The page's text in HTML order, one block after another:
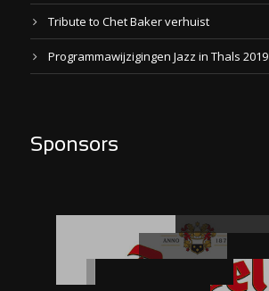
Tribute to Chet Baker verhuist
Programmawijzigingen Jazz in Thals 2019
Sponsors